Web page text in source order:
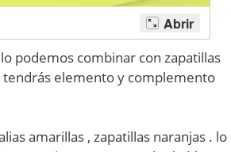
podemos combinar con zapatillas
tendrás elemento y complemento
amarillas , zapatillas naranjas . lo